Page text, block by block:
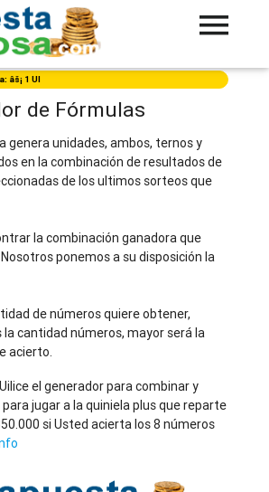
âš¡ 1 UI
de Fórmulas
genera unidades, ambos, ternos y
en la combinación de resultados de
de los ultimos sorteos que
la combinación ganadora que
ponemos a su disposición la
de números quiere obtener,
cantidad números, mayor será la
acierto.
el generador para combinar y
jugar a la quiniela plus que reparte
si Usted acierta los 8 números